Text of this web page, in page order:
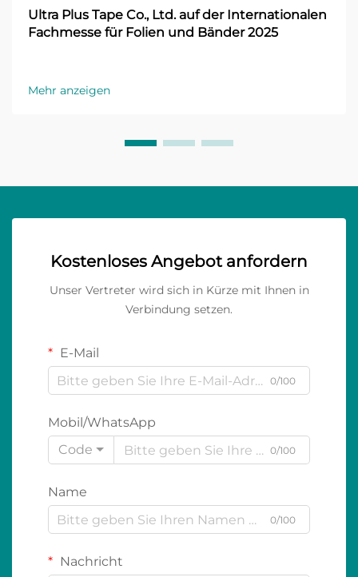
Ultra Plus Tape Co., Ltd. auf der Internationalen
Fachmesse für Folien und Bänder 2025
Mehr anzeigen
Kostenloses Angebot anfordern
Unser Vertreter wird sich in Kürze mit Ihnen in
Verbindung setzen.
E-Mail
0/100
Mobil/WhatsApp
Code
0/100
Name
0/100
Nachricht